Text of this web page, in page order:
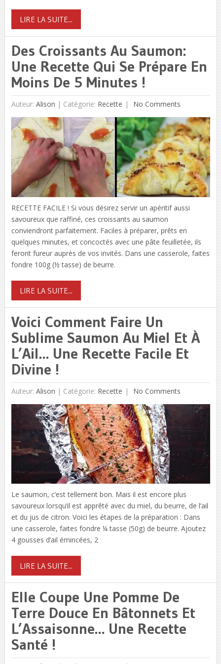
LIRE LA SUITE...
Des Croissants Au Saumon:
Une Recette Qui Se Prépare En
Moins De 5 Minutes !
Auteur: Alison | Catégorie: Recette No Comments
RECETTE FACILE ! Si vous désirez servir un apéritif aussi
savoureux que raffiné, ces croissants au saumon
conviendront parfaitement. Faciles à préparer, prêts en
quelques minutes, et concoctés avec une pâte feuilletée, ils
feront fureur auprès de vos invités. Dans une casserole, faites
fondre 100g (½ tasse) de beurre.
LIRE LA SUITE...
Voici Comment Faire Un
Sublime Saumon Au Miel Et À
L’Ail… Une Recette Facile Et
Divine !
Auteur: Alison | Catégorie: Recette No Comments
Le saumon, c’est tellement bon. Mais il est encore plus
savoureux lorsqu’il est apprêté avec du miel, du beurre, de l’ail
et du jus de citron. Voici les étapes de la préparation : Dans
une casserole, faites fondre ¼ tasse (50g) de beurre. Ajoutez
4 gousses d’ail émincées, 2
LIRE LA SUITE...
Elle Coupe Une Pomme De
Terre Douce En Bâtonnets Et
L’Assaisonne… Une Recette
Santé !